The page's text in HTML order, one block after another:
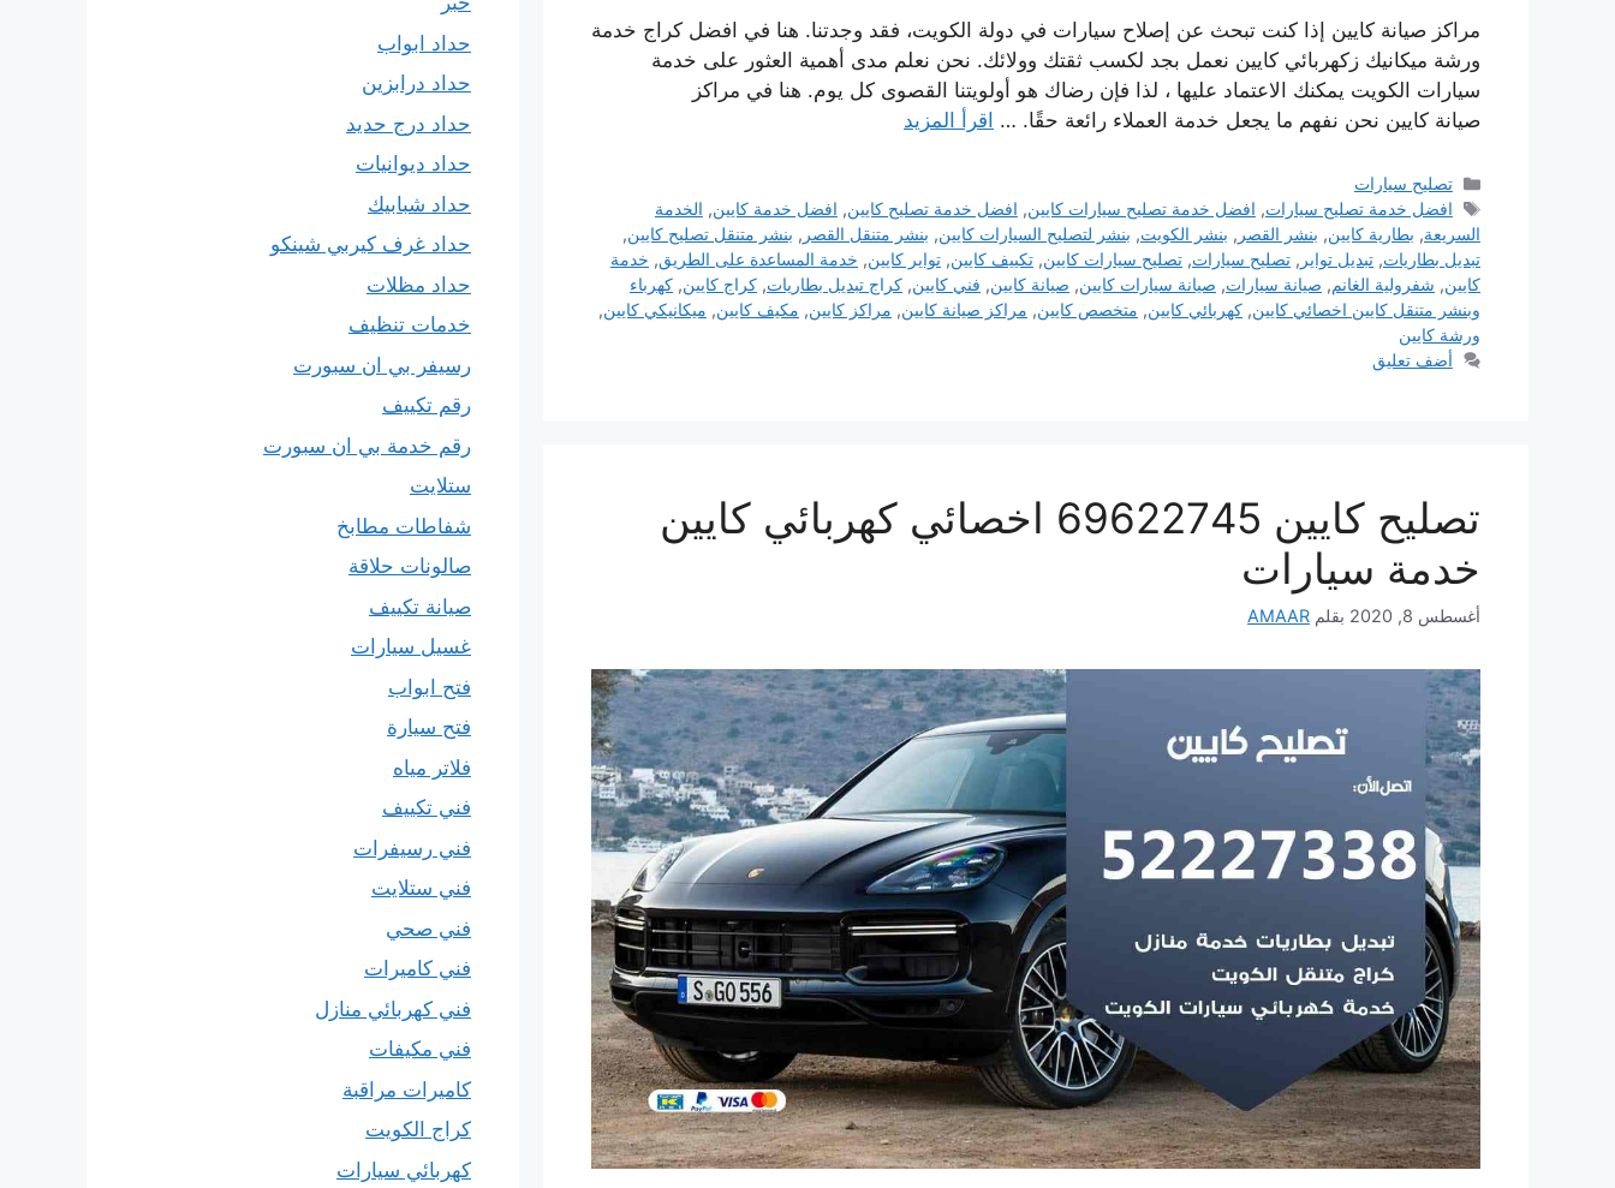
مراكز صيانة كايين إذا كنت تبحث عن إصلاح سيارات في دولة الكويت، فقد وجدتنا. هنا في افضل كراج خدمة
ورشة ميكانيك زكهربائي كايين نعمل بجد لكسب ثقتك وولائك. نحن نعلم مدى أهمية العثور على خدمة
سيارات الكويت يمكنك الاعتماد عليها ، لذا فإن رضاك ​​هو أولويتنا القصوى كل يوم. هنا في مراكز
صيانة كايين نحن نفهم ما يجعل خدمة العملاء رائعة حقًا. … اقرأ المزيد
التصنيفات
تصليح سيارات
الوسوم
افضل خدمة تصليح سيارات, افضل خدمة تصليح سيارات كايين, افضل خدمة تصليح كايين, افضل خدمة كايين, الخدمة
السريعة, بطارية كايين, بنشر القصر , بنشر الكويت, بنشر لتصليح السيارات كايين, بنشر متنقل القصر , بنشر متنقل تصليح كايين,
تبديل بطاريات, تبديل تواير , تصليح سيارات, تصليح سيارات كايين, تكييف كايين, تواير كايين, خدمة المساعدة على الطريق, خدمة
كايين, شفرولية الغانم, صيانة سيارات, صيانة سيارات كايين, صيانة كايين, فني كايين, كراج تبديل بطاريات, كراج كايين, كهرباء
وبنشر متنقل كايين اخصائي كايين, كهربائي كايين, متخصص كايين, مراكز صيانة كايين, مراكز كايين, مكيف كايين, ميكانيكي كايين,
ورشة كايين
أضف تعليق
تصليح كايين 69622745 اخصائي كهربائي كايين
خدمة سيارات
أغسطس 8, 2020 بقلم AMAAR
حداد ابواب
حداد درابزين
حداد درج حديد
حداد ديوانيات
حداد شبابيك
حداد غرف كيربي شينكو
حداد مظلات
خدمات تنظيف
رسيفر بي ان سبورت
رقم تكييف
رقم خدمة بي ان سبورت
ستلايت
شفاطات مطابخ
صالونات حلاقة
صيانة تكييف
غسيل سيارات
فتح ابواب
فتح سيارة
فلاتر مياه
فني تكييف
فني رسيفرات
فني ستلايت
فني صحي
فني كاميرات
فني كهربائي منازل
فني مكيفات
كاميرات مراقبة
كراج الكويت
كهربائي سيارات